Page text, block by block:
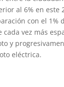
al 6% en este
con el 1%
vez más
y
eléctrica.